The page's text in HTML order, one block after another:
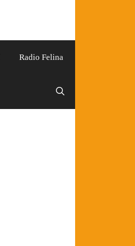
Radio Felina